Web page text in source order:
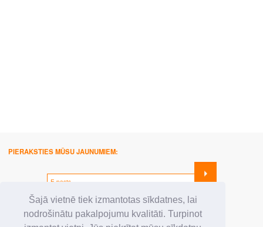
Šajā vietnē tiek izmantotas sīkdatnes, lai
nodrošinātu pakalpojumu kvalitāti. Turpinot
PIERAKSTIES MŪSU JAUNUMIEM:
SEKO MUMS: